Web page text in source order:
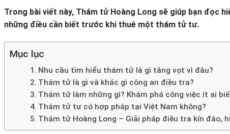
Trong bài viết này, Thám tử Hoàng Long sẽ giúp bạn đọc
những điều cần biết trước khi thuê một thám tử tư.
Mục lục
Nhu cầu tìm hiểu thám tử là gì tăng vọt vì đâu?
Thám tử là gì và khác gì công an điều tra?
Thám tử làm những gì? Khám phá công việc ít ai
Thám tử tư có hợp pháp tại Việt Nam không?
Thám tử Hoàng Long – Giải pháp điều tra kín đáo,